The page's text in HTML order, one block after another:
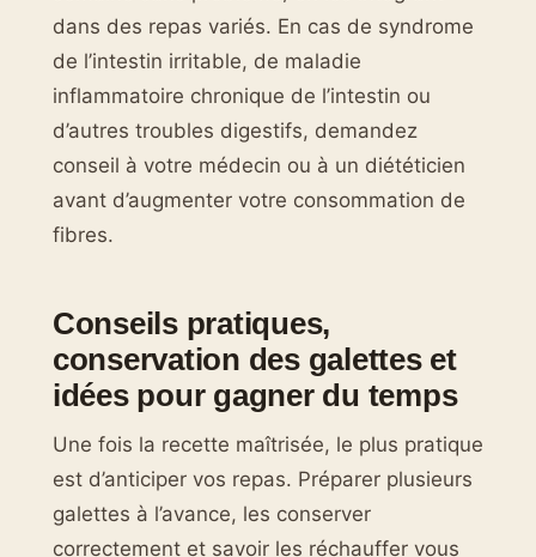
dans des repas variés. En cas de syndrome
de l’intestin irritable, de maladie
inflammatoire chronique de l’intestin ou
d’autres troubles digestifs, demandez
conseil à votre médecin ou à un diététicien
avant d’augmenter votre consommation de
fibres.
Conseils pratiques,
conservation des galettes et
idées pour gagner du temps
Une fois la recette maîtrisée, le plus pratique
est d’anticiper vos repas. Préparer plusieurs
galettes à l’avance, les conserver
correctement et savoir les réchauffer vous